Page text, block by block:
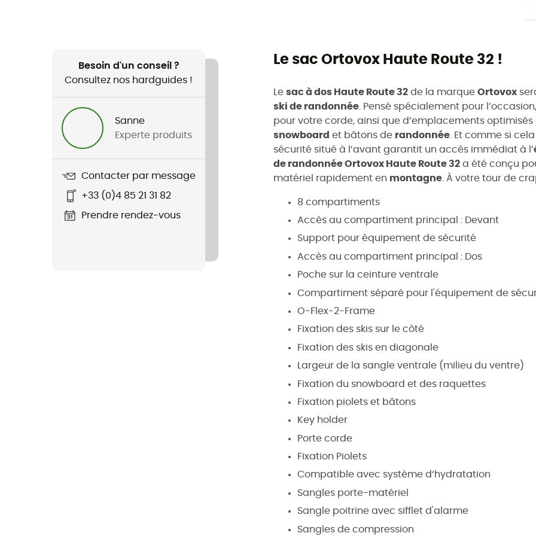
Besoin d'un conseil ?
Consultez nos hardguides !
Sanne
Experte produits
Contacter par message
+33 (0)4 85 21 31 82
Prendre rendez-vous
Le sac Ortovox Haute Route 32 !
Le sac à dos Haute Route 32 de la marque Ortovox
ski de randonnée . Pensé spécialement pour
pour votre corde, ainsi que d’emplacements
snowboard et bâtons de randonnée . Et comme si
sécurité situé à l’avant garantit un accès immédiat à l’
de randonnée Ortovox Haute Route 32 a été conçu
matériel rapidement en montagne . À votre tour de
8 compartiments
Accès au compartiment principal : Devant
Support pour équipement de sécurité
Accès au compartiment principal : Dos
Poche sur la ceinture ventrale
Compartiment séparé pour l'équipement de
O-Flex-2-Frame
Fixation des skis sur le côté
Fixation des skis en diagonale
Largeur de la sangle ventrale (milieu du ventre)
Fixation du snowboard et des raquettes
Fixation piolets et bâtons
Key holder
Porte corde
Fixation Piolets
Compatible avec système d‘hydratation
Sangles porte-matériel
Sangle poitrine avec sifflet d'alarme
Sangles de compression